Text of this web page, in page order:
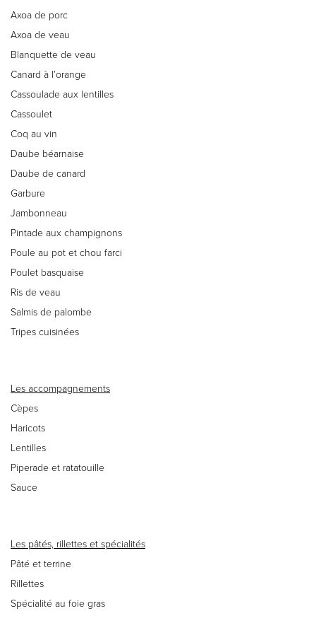
Axoa de porc
Axoa de veau
Blanquette de veau
Canard à l’orange
Cassoulade aux lentilles
Cassoulet
Coq au vin
Daube béarnaise
Daube de canard
Garbure
Jambonneau
Pintade aux champignons
Poule au pot et chou farci
Poulet basquaise
Ris de veau
Salmis de palombe
Tripes cuisinées
Les accompagnements
Cèpes
Haricots
Lentilles
Piperade et ratatouille
Sauce
Les pâtés, rillettes et spécialités
Pâté et terrine
Rillettes
Spécialité au foie gras